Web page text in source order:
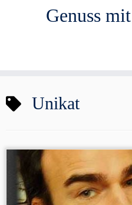
Inhalt
Genuss
Unikat